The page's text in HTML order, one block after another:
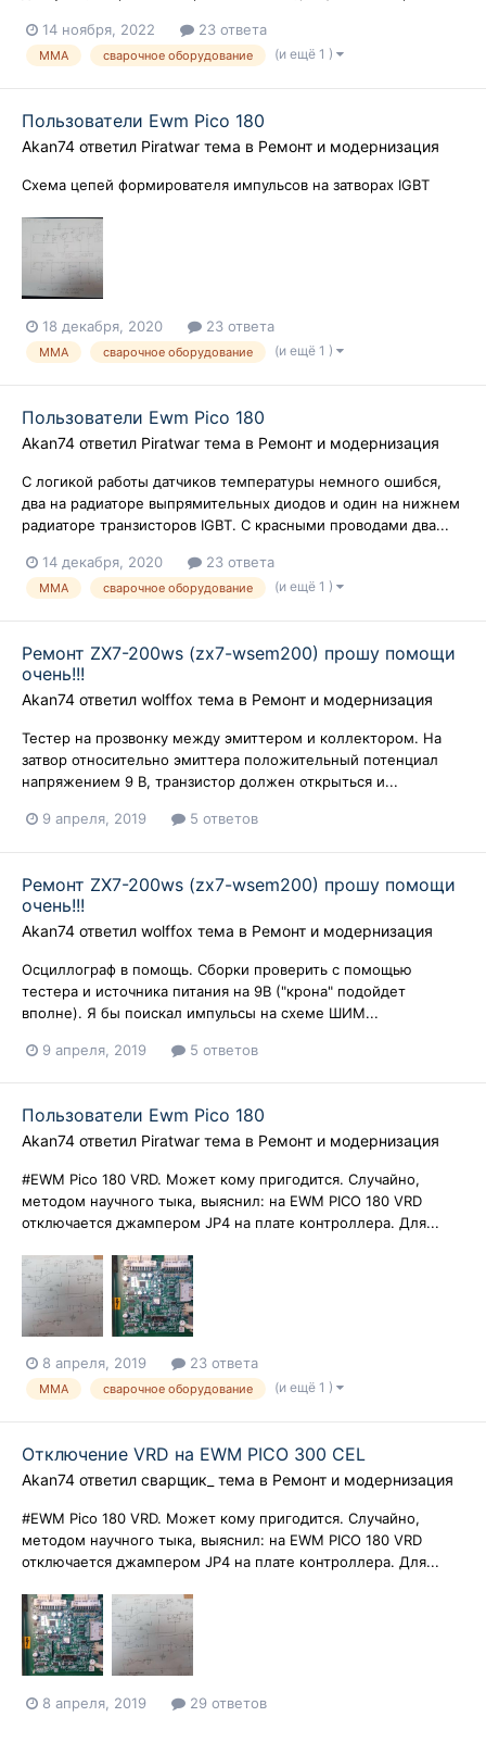
14 ноября, 2022 23 ответа
MMA сварочное оборудование (и ещё 1 )
Пользователи Ewm Pico 180
Akan74 ответил Piratwar тема в Ремонт и модернизация
Схема цепей формирователя импульсов на затворах IGBT
18 декабря, 2020 23 ответа
MMA сварочное оборудование (и ещё 1 )
Пользователи Ewm Pico 180
Akan74 ответил Piratwar тема в Ремонт и модернизация
С логикой работы датчиков температуры немного ошибся,
два на радиаторе выпрямительных диодов и один на нижнем
радиаторе транзисторов IGBT. С красными проводами два...
14 декабря, 2020 23 ответа
MMA сварочное оборудование (и ещё 1 )
Ремонт ZX7-200ws (zx7-wsem200) прошу помощи
очень!!!
Akan74 ответил wolffox тема в Ремонт и модернизация
Тестер на прозвонку между эмиттером и коллектором. На
затвор относительно эмиттера положительный потенциал
напряжением 9 В, транзистор должен открыться и...
9 апреля, 2019 5 ответов
Ремонт ZX7-200ws (zx7-wsem200) прошу помощи
очень!!!
Akan74 ответил wolffox тема в Ремонт и модернизация
Осциллограф в помощь. Сборки проверить с помощью
тестера и источника питания на 9В ("крона" подойдет
вполне). Я бы поискал импульсы на схеме ШИМ...
9 апреля, 2019 5 ответов
Пользователи Ewm Pico 180
Akan74 ответил Piratwar тема в Ремонт и модернизация
#EWM Pico 180 VRD. Может кому пригодится. Случайно,
методом научного тыка, выяснил: на EWM PICO 180 VRD
отключается джампером JP4 на плате контроллера. Для...
8 апреля, 2019 23 ответа
MMA сварочное оборудование (и ещё 1 )
Отключение VRD на EWM PICO 300 CEL
Akan74 ответил сварщик_ тема в Ремонт и модернизация
#EWM Pico 180 VRD. Может кому пригодится. Случайно,
методом научного тыка, выяснил: на EWM PICO 180 VRD
отключается джампером JP4 на плате контроллера. Для...
8 апреля, 2019 29 ответов